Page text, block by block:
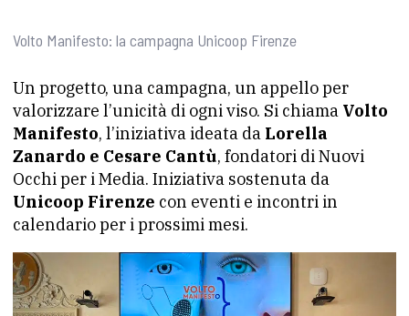
Volto Manifesto: la campagna Unicoop Firenze
Un progetto, una campagna, un appello per
valorizzare l’unicità di ogni viso. Si chiama Volto
Manifesto, l’iniziativa ideata da Lorella
Zanardo e Cesare Cantù, fondatori di Nuovi
Occhi per i Media. Iniziativa sostenuta da
Unicoop Firenze con eventi e incontri in
calendario per i prossimi mesi.